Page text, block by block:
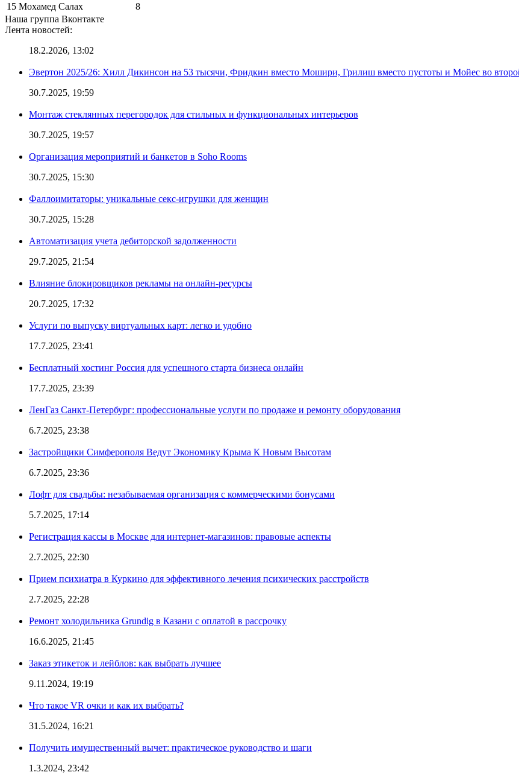
15 Мохамед Салах
8
Наша группа Вконтакте
Лента новостей:
18.2.2026, 13:02
Эвертон 2025/26: Хилл Дикинсон на 53 тысячи, Фридкин вместо Мошири, Грилиш вместо пустоты и Мойес во
30.7.2025, 19:59
Монтаж стеклянных перегородок для стильных и функциональных интерьеров
30.7.2025, 19:57
Организация мероприятий и банкетов в Soho Rooms
30.7.2025, 15:30
Фаллоимитаторы: уникальные секс-игрушки для женщин
30.7.2025, 15:28
Автоматизация учета дебиторской задолженности
29.7.2025, 21:54
Влияние блокировщиков рекламы на онлайн-ресурсы
20.7.2025, 17:32
Услуги по выпуску виртуальных карт: легко и удобно
17.7.2025, 23:41
Бесплатный хостинг Россия для успешного старта бизнеса онлайн
17.7.2025, 23:39
ЛенГаз Санкт-Петербург: профессиональные услуги по продаже и ремонту оборудования
6.7.2025, 23:38
Застройщики Симферополя Ведут Экономику Крыма К Новым Высотам
6.7.2025, 23:36
Лофт для свадьбы: незабываемая организация с коммерческими бонусами
5.7.2025, 17:14
Регистрация кассы в Москве для интернет-магазинов: правовые аспекты
2.7.2025, 22:30
Прием психиатра в Куркино для эффективного лечения психических расстройств
2.7.2025, 22:28
Ремонт холодильника Grundig в Казани с оплатой в рассрочку
16.6.2025, 21:45
Заказ этикеток и лейблов: как выбрать лучшее
9.11.2024, 19:19
Что такое VR очки и как их выбрать?
31.5.2024, 16:21
Получить имущественный вычет: практическое руководство и шаги
1.3.2024, 23:42